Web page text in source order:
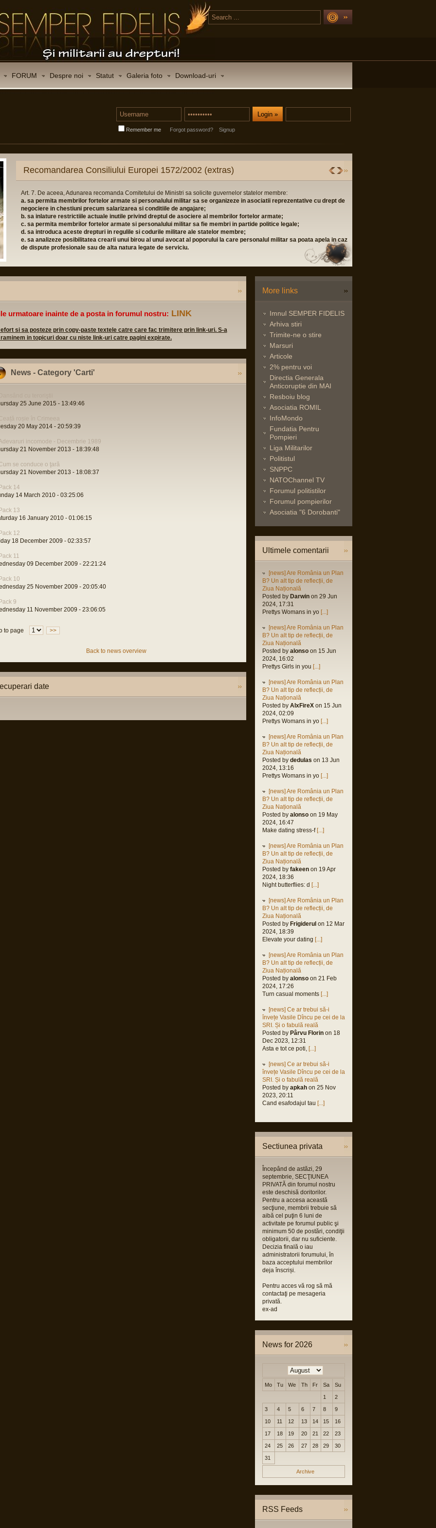
FORUM Despre noi Statut Galeria foto Download-uri
Remember me Forgot password? Signup
Recomandarea Consiliului Europei 1572/2002 (extras)
Art. 7. De aceea, Adunarea recomanda Comitetului de Ministri sa solicite guvernelor statelor membre:
a. sa permita membrilor fortelor armate si personalului militar sa se organizeze in asociatii reprezentative cu drept de
negociere in chestiuni precum salarizarea si conditiile de angajare;
b. sa inlature restrictiile actuale inutile privind dreptul de asociere al membrilor fortelor armate;
c. sa permita membrilor fortelor armate si personalului militar sa fie membri in partide politice legale;
d. sa introduca aceste drepturi in regulile si codurile militare ale statelor membre;
e. sa analizeze posibilitatea crearii unui birou al unui avocat al poporului la care personalul militar sa poata apela in caz
de dispute profesionale sau de alta natura legate de serviciu.
urmatoare inainte de a posta in forumul nostru: LINK
si sa posteze prin copy-paste textele catre care fac trimitere prin link-uri. S-a
in topicuri doar cu niste link-uri catre pagini expirate.
News - Category 'Carti'
25 June 2015 - 13:49:46
roșie în Crimeea
20 May 2014 - 20:59:39
incomode - Decembrie 1989
21 November 2013 - 18:39:48
se conduce o ţară
21 November 2013 - 18:08:37
Pack 14
14 March 2010 - 03:25:06
Pack 13
16 January 2010 - 01:06:15
Pack 12
18 December 2009 - 02:33:57
Pack 11
09 December 2009 - 22:21:24
Pack 10
25 November 2009 - 20:05:40
Pack 9
11 November 2009 - 23:06:05
to page >>
Back to news overview
date
More links
Imnul SEMPER FIDELIS
Arhiva stiri
Trimite-ne o stire
Marsuri
Articole
2% pentru voi
Directia Generala
Anticoruptie din MAI
Resboiu blog
Asociatia ROMIL
InfoMondo
Fundatia Pentru
Pompieri
Liga Militarilor
Politistul
SNPPC
NATOChannel TV
Forumul politistilor
Forumul pompierilor
Asociatia "6 Dorobanti"
Ultimele comentarii
[news] Are România un Plan
B? Un alt tip de reflecții, de
Ziua Națională
Posted by Darwin on 29 Jun
2024, 17:31
Prettys Womans in yo [...]
[news] Are România un Plan
B? Un alt tip de reflecții, de
Ziua Națională
Posted by alonso on 15 Jun
2024, 16:02
Prettys Girls in you [...]
[news] Are România un Plan
B? Un alt tip de reflecții, de
Ziua Națională
Posted by AlxFireX on 15 Jun
2024, 02:09
Prettys Womans in yo [...]
[news] Are România un Plan
B? Un alt tip de reflecții, de
Ziua Națională
Posted by dedulas on 13 Jun
2024, 13:16
Prettys Womans in yo [...]
[news] Are România un Plan
B? Un alt tip de reflecții, de
Ziua Națională
Posted by alonso on 19 May
2024, 16:47
Make dating stress-f [...]
[news] Are România un Plan
B? Un alt tip de reflecții, de
Ziua Națională
Posted by fakeen on 19 Apr
2024, 18:36
Night butterflies: d [...]
[news] Are România un Plan
B? Un alt tip de reflecții, de
Ziua Națională
Posted by Frigiderul on 12 Mar
2024, 18:39
Elevate your dating [...]
[news] Are România un Plan
B? Un alt tip de reflecții, de
Ziua Națională
Posted by alonso on 21 Feb
2024, 17:26
Turn casual moments [...]
[news] Ce ar trebui să-i
învețe Vasile Dîncu pe cei de la
SRI. Și o fabulă reală
Posted by Pârvu Florin on 18
Dec 2023, 12:31
Asta e tot ce poti, [...]
[news] Ce ar trebui să-i
învețe Vasile Dîncu pe cei de la
SRI. Și o fabulă reală
Posted by apkah on 25 Nov
2023, 20:11
Cand esafodajul tau [...]
Sectiunea privata
Începând de astăzi, 29
septembrie, SECŢIUNEA
PRIVATĂ din forumul nostru
este deschisă doritorilor.
Pentru a accesa această
secţiune, membrii trebuie să
aibă cel puţin 6 luni de
activitate pe forumul public şi
minimum 50 de postări, condiţii
obligatorii, dar nu suficiente.
Decizia finală o iau
administratorii forumului, în
baza acceptului membrilor
deja înscriși.
Pentru acces vă rog să mă
contactaţi pe mesageria
privată.
ex-ad
News for 2026
Mo Tu We Th Fr Sa Su
1 2
3 4 5 6 7 8 9
10 11 12 13 14 15 16
17 18 19 20 21 22 23
24 25 26 27 28 29 30
31
Archive
RSS Feeds